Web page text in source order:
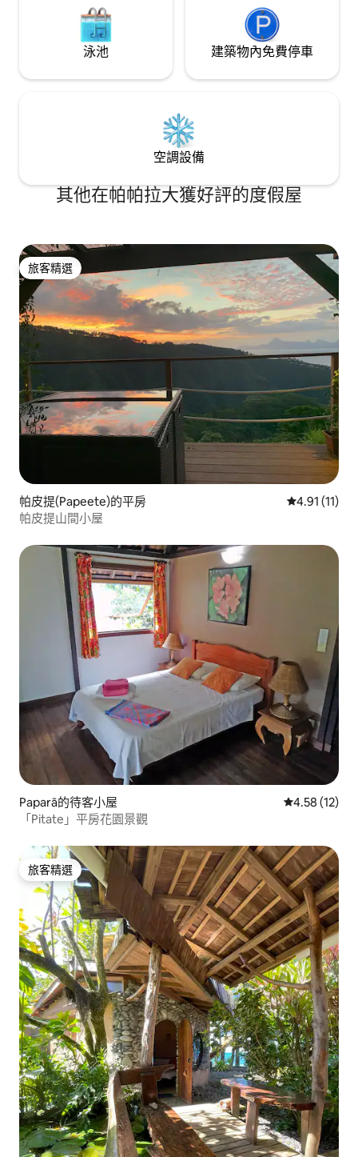
泳池 建築物內免費停車
空調設備
其他在帕帕拉大獲好評的度假屋
旅客精選
旅客精選
帕皮提(Papeete)的平房 從 11 則評價
4.91 (11)
帕皮提山間小屋
Paparā的待客小屋 從 12 則評價
4.58 (12)
「Pitate」平房花園景觀
旅客精選
旅客精選